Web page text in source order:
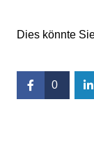
Dies könnte
0